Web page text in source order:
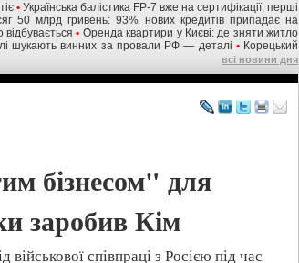
• Українська балістика FP-7 вже на сертифікації, перші
50 млрд гривень: 93% нових кредитів припадає на
• Оренда квартири у Києві: де зняти житло
шукають винних за провали РФ — деталі • Корецький
всі новини дня
бізнесом" для
заробив Кім
співпраці з Росією під час